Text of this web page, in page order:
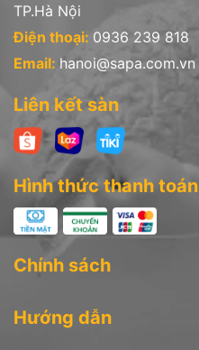
TP.Hà Nội
Điện thoại: 0936 239 818
Email: hanoi@sapa.com.vn
Liên kết sàn
Hình thức thanh toán
Chính sách
Hướng dẫn